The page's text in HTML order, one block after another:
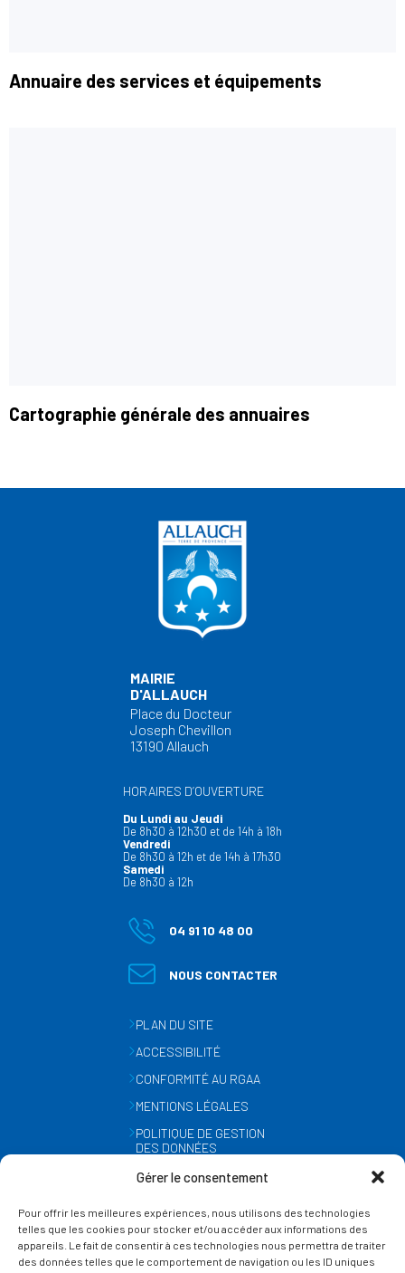
Gérer le consentement
Pour offrir les meilleures expériences, nous utilisons des technologies
telles que les cookies pour stocker et/ou accéder aux informations des
appareils. Le fait de consentir à ces technologies nous permettra de traiter
des données telles que le comportement de navigation ou les ID uniques
Annuaire des services et équipements
Cartographie générale des annuaires
MAIRIE
D'ALLAUCH
Place du Docteur
Joseph Chevillon
13190 Allauch
HORAIRES D’OUVERTURE
Du Lundi au Jeudi
De 8h30 à 12h30 et de 14h à 18h
Vendredi
De 8h30 à 12h et de 14h à 17h30
Samedi
De 8h30 à 12h
04 91 10 48 00
NOUS CONTACTER
PLAN DU SITE
ACCESSIBILITÉ
CONFORMITÉ AU RGAA
MENTIONS LÉGALES
POLITIQUE DE GESTION
DES DONNÉES
GESTION DES COOKIES